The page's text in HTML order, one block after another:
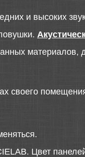
и высоких
материалов,
своего
Цвет